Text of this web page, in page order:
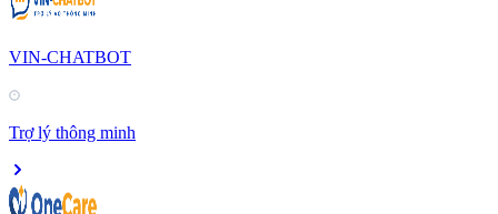
VIN-CHATBOT
Trợ lý thông minh